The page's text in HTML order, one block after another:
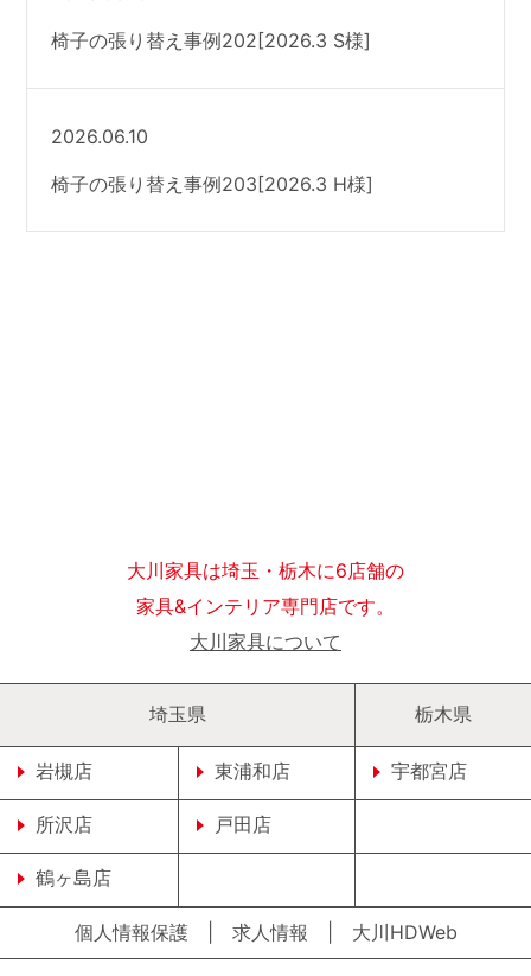
椅子の張り替え事例202[2026.3 S様]
2026.06.10
椅子の張り替え事例203[2026.3 H様]
大川家具は埼玉・栃木に6店舗の
家具&インテリア専門店です。
大川家具について
埼玉県
岩槻店 東浦和店
所沢店 戸田店
鶴ヶ島店
栃木県
宇都宮店
個人情報保護| 求人情報 大川HDWeb